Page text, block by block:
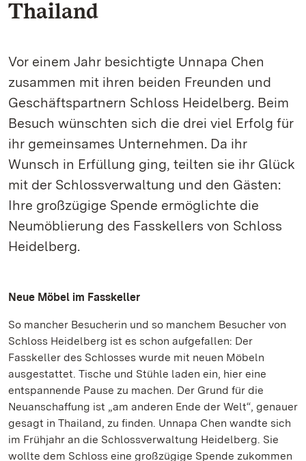
Thailand
Vor einem Jahr besichtigte Unnapa Chen
zusammen mit ihren beiden Freunden und
Geschäftspartnern Schloss Heidelberg. Beim
Besuch wünschten sich die drei viel Erfolg für
ihr gemeinsames Unternehmen. Da ihr
Wunsch in Erfüllung ging, teilten sie ihr Glück
mit der Schlossverwaltung und den Gästen:
Ihre großzügige Spende ermöglichte die
Neumöblierung des Fasskellers von Schloss
Heidelberg.
Neue Möbel im Fasskeller
So mancher Besucherin und so manchem Besucher von
Schloss Heidelberg ist es schon aufgefallen: Der
Fasskeller des Schlosses wurde mit neuen Möbeln
ausgestattet. Tische und Stühle laden ein, hier eine
entspannende Pause zu machen. Der Grund für die
Neuanschaffung ist „am anderen Ende der Welt“, genauer
gesagt in Thailand, zu finden. Unnapa Chen wandte sich
im Frühjahr an die Schlossverwaltung Heidelberg. Sie
wollte dem Schloss eine großzügige Spende zukommen